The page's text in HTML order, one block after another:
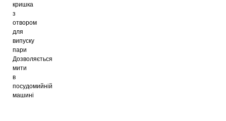
кришка
з
отвором
для
випуску
пари
Дозволяється
мити
в
посудомийній
машині